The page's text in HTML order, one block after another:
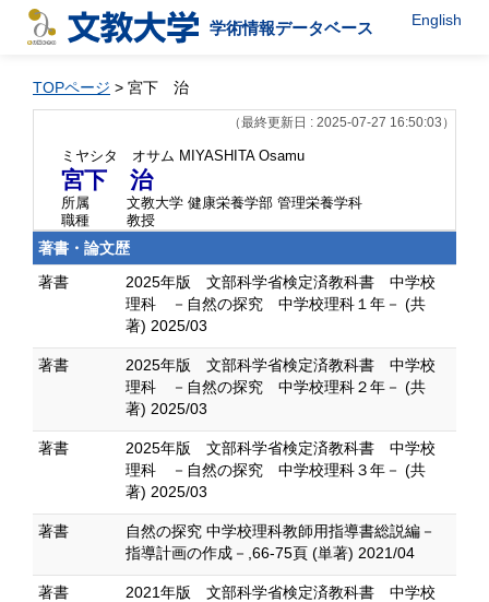
学術情報データベース English
TOPページ > 宮下 治
（最終更新日 : 2025-07-27 16:50:03）
ミヤシタ オサム MIYASHITA Osamu
宮下 治
所属
文教大学 健康栄養学部 管理栄養学科
職種
教授
著書・論文歴
著書
2025年版 文部科学省検定済教科書 中学校
理科 －自然の探究 中学校理科１年－ (共
著) 2025/03
著書
2025年版 文部科学省検定済教科書 中学校
理科 －自然の探究 中学校理科２年－ (共
著) 2025/03
著書
2025年版 文部科学省検定済教科書 中学校
理科 －自然の探究 中学校理科３年－ (共
著) 2025/03
著書
自然の探究 中学校理科教師用指導書総説編－
指導計画の作成－,66-75頁 (単著) 2021/04
著書
2021年版 文部科学省検定済教科書 中学校